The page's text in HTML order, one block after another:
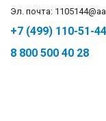
Эл. почта:
+7 (499) 110-51-44
8 800 500 40 28